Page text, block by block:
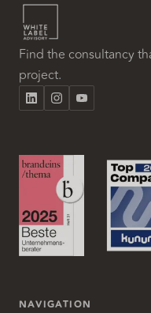
Find the consultancy
project.
NAVIGATION